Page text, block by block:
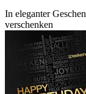
In eleganter
verschenken